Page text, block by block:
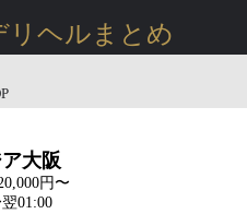
リヘルまとめ
大阪
円〜
01:00